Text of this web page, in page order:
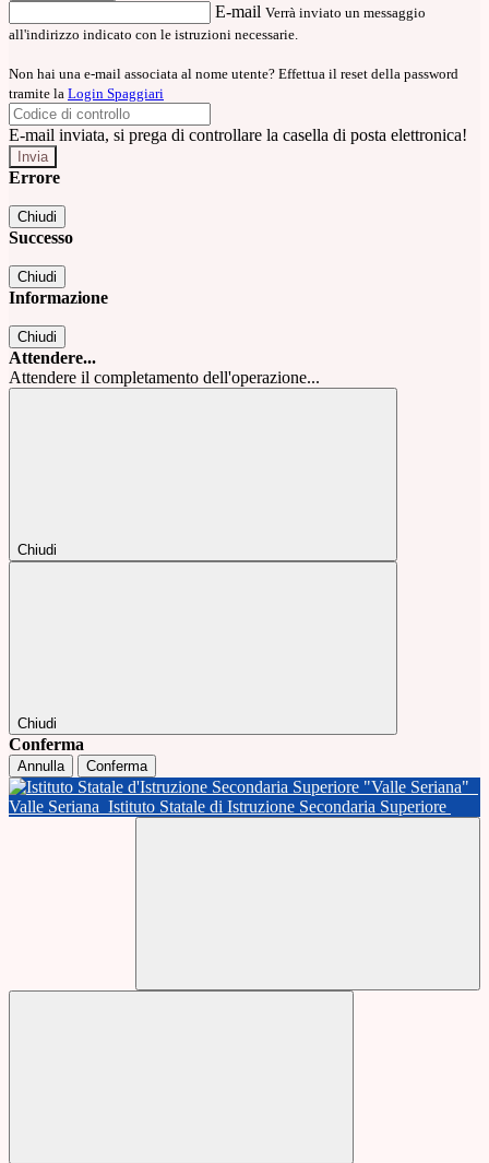
E-mail Verrà inviato un messaggio
all'indirizzo indicato con le istruzioni necessarie.
Non hai una e-mail associata al nome utente? Effettua il reset della password
tramite la Login Spaggiari
E-mail inviata, si prega di controllare la casella di posta elettronica!
Errore
Chiudi
Successo
Chiudi
Informazione
Chiudi
Attendere...
Attendere il completamento dell'operazione...
Chiudi
Chiudi
Conferma
Annulla Conferma
Valle Seriana Istituto Statale di Istruzione Secondaria Superiore